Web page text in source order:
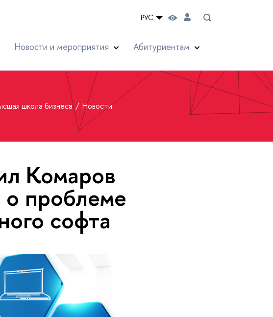
РУС
Новости и мероприятия
Абитуриентам
школа бизнеса Новости
Комаров
проблеме
софта